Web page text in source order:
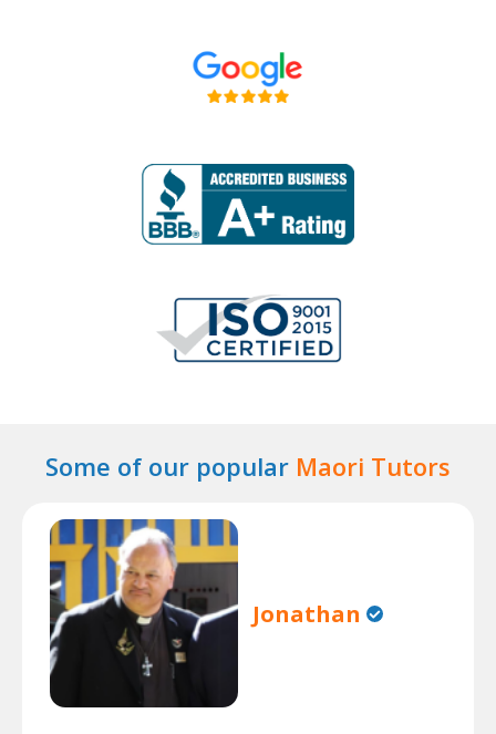
Some of our popular Maori Tutors
Jonathan